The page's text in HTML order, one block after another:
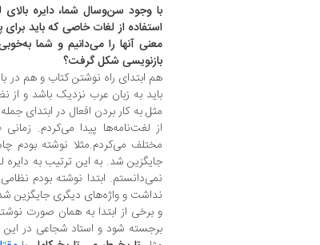
با وجود سن‌و‌سال شما، دایره
استفاده از لغات خاصی که باید
معنی آنها را می‌دانیم و شما
بازنویسی شکل گرفت؟
هم ابتدای راه نوشتن کتاب و هم در
باید به زبان عرب نزدیک باشد و از
مثل به کار بردن افعال در ابتدای
از لغت‌نامه‌ها پیدا می‌کردم.
مختلف می‌کردم.مثلا نوشته بودم
جایگزین شد. به این ترتیب به
نمی‌دانستم. ابتدا نوشته بودم
نداشت و واژه‌های دیگری جایگزین
و برخی از ابتدا به همان صورت
برجسته شود و استاد شجاعی در